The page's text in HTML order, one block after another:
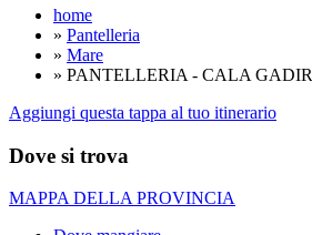
home
» Pantelleria
» Mare
» PANTELLERIA - CALA GADIR
Aggiungi questa tappa al tuo itinerario
Dove si trova
MAPPA DELLA PROVINCIA